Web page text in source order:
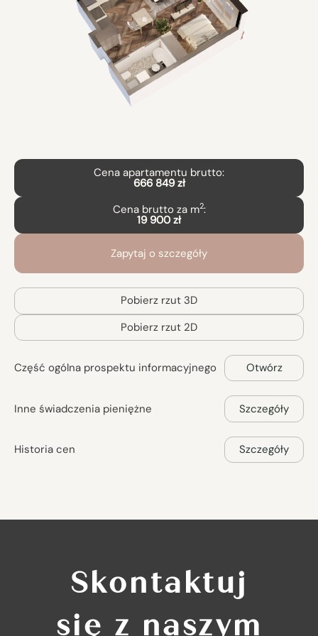
Cena apartamentu brutto:
666 849 zł
Cena brutto za m2:
19 900 zł
Zapytaj o szczegóły
Pobierz rzut 3D
Pobierz rzut 2D
Część ogólna prospektu informacyjnego Otwórz
Inne świadczenia pieniężne Szczegóły
Historia cen Szczegóły
Skontaktuj
się z naszym